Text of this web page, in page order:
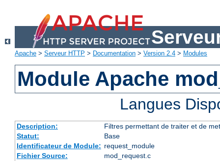
Apache > Serveur HTTP > Documentation > Version 2.4 > Modules
Module Apache
Langues
Description:
Filtres permettant de traiter et de
Statut:
Base
Identificateur de Module: request_module
Fichier Source:
mod_request.c